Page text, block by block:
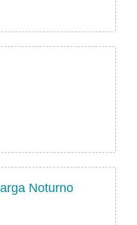
Noturno